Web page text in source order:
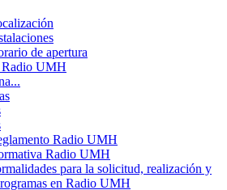
de apertura
Radio UMH
Radio UMH
Radio UMH
para la solicitud, realización y
en Radio UMH